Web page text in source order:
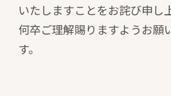
いたしますことをお詫び申し
何卒ご理解賜りますようお願
す。